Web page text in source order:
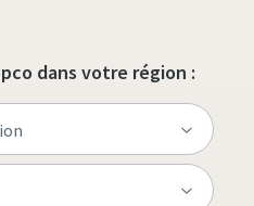
dans votre région :